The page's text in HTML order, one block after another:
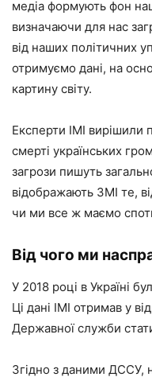
медіа формують фон
визначаючи для нас
від наших політичних
отримуємо дані, на
картину світу.
Експерти ІМІ вирішили
смерті українських
загрози пишуть
відображають ЗМІ те,
чи ми все ж маємо
Від чого ми
У 2018 році в Україні
Ці дані ІМІ отримав у
Державної служби
Згідно з даними ДССУ,